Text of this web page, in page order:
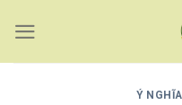
content
Ý